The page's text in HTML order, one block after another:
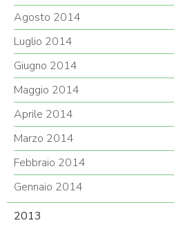
Agosto 2014
Luglio 2014
Giugno 2014
Maggio 2014
Aprile 2014
Marzo 2014
Febbraio 2014
Gennaio 2014
2013